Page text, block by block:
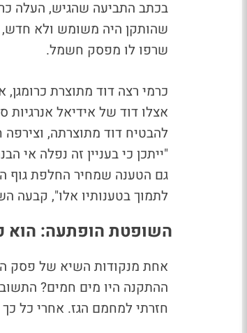
בכתב התביעה שהגיש, העלה
שהותקן היה משומש ולא חדש,
שרפו לו מפסק חשמל.
כרמי רצה דוד מתוצרת
אצלו דוד של אידיאל אנרגיות
להבטיח דוד מתוצרתה,
"ייתכן כי בעניין זה נפלה אי
גם הטענה שמחיר החלפת גוף
לתמוך בטענותיו אלו", קבעה
השופטת הופתעה: הוא
אחת מנקודות השיא של פסק
ההתקנה היו מים חמים?
חזרתי למחמם הגז. אחרי כל